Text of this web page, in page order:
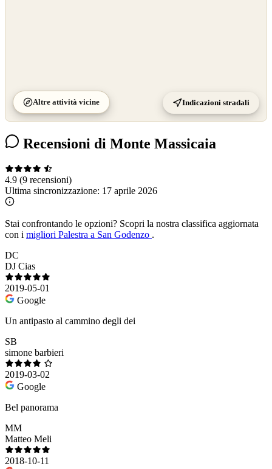
Altre attività vicine Indicazioni stradali
Recensioni di Monte Massicaia
4.9 (9 recensioni)
Ultima sincronizzazione: 17 aprile 2026
Stai confrontando le opzioni? Scopri la nostra classifica aggiornata
con i migliori Palestra a San Godenzo .
DC
DJ Cias
2019-05-01
Google
Un antipasto al cammino degli dei
SB
simone barbieri
2019-03-02
Google
Bel panorama
MM
Matteo Meli
2018-10-11